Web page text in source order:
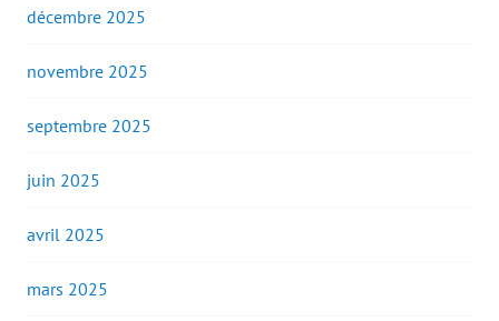
décembre 2025
novembre 2025
septembre 2025
juin 2025
avril 2025
mars 2025